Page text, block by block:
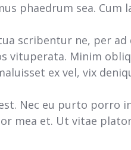
phaedrum sea.
scribentur ne, per ad
vituperata. Minim
ex vel, vix
Nec eu purto
mea et. Ut vitae